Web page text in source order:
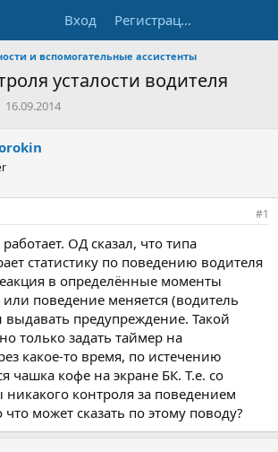
Вход Регистрация
и вспомогательные ассистенты
усталости водителя
Д
а
н
ч
а
16.09.2014
#1
ОД сказал, что типа
статистику по поведению водителя
в определённые моменты
или поведение меняется (водитель
выдавать предупреждение. Такой
только задать таймер на
какое-то время, по истечению
чашка кофе на экране БК. Т.е. со
контроля за поведением
что может сказать по этому поводу?